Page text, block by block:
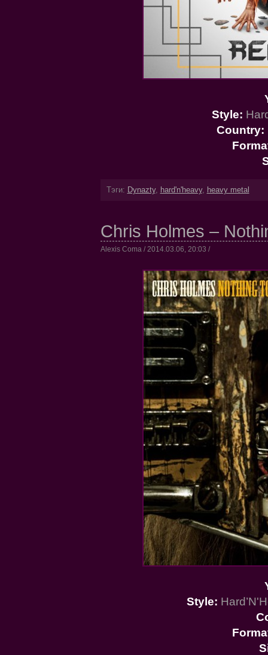
Style:
Country:
Тэги: Dynazty, hard'n'heavy, heavy metal
Chris Holmes –
Alexis Coma / 2014.03.06, 20:03 /
Style: